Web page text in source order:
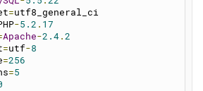
=utf8_general_ci
-5.2 . 17
Apache-2.4 . 2
=utf-8
=256
=5